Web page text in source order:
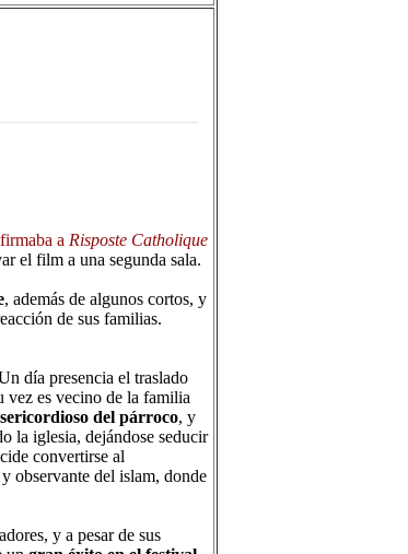
a Risposte Catholique
el film a una segunda sala.
, además de algunos cortos, y
de sus familias.
día presencia el traslado
vez es vecino de la familia
del párroco, y
la iglesia, dejándose seducir
convertirse al
observante del islam, donde
y a pesar de sus